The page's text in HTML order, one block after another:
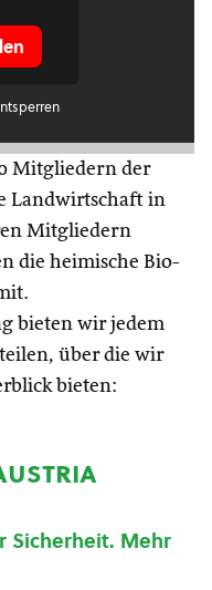
Mitgliedern der
Landwirtschaft in
Mitgliedern
die heimische Bio-
bieten wir jedem
über die wir
bieten:
Sicherheit. Mehr